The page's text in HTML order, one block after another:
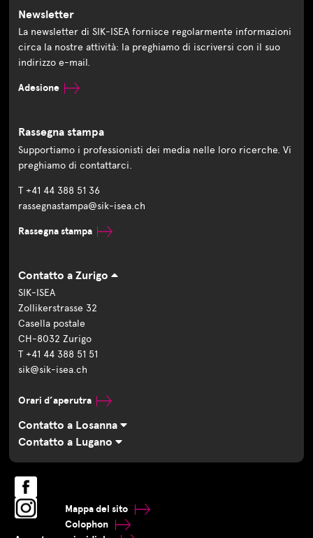
Newsletter
La newsletter di SIK-ISEA fornisce regolarmente informazioni
circa la nostre attività: la preghiamo di iscriversi con il suo
indirizzo e-mail.
Adesione
Rassegna stampa
Supportiamo i professionisti dei media nelle loro ricerche. Vi
preghiamo di contattarci.
T +41 44 388 51 36
rassegnastampa@sik-isea.ch
Rassegna stampa
Contatto a Zurigo
SIK-ISEA
Zollikerstrasse 32
Casella postale
CH-8032 Zurigo
T +41 44 388 51 51
sik@sik-isea.ch
Orari d’aperutra
Contatto a Losanna
Contatto a Lugano
Mappa del sito
Colophon